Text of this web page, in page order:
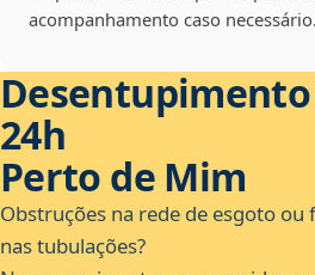
acompanhamento caso necessário.
Desentupimento
24h
Perto de Mim
Obstruções na rede de esgoto
nas tubulações?